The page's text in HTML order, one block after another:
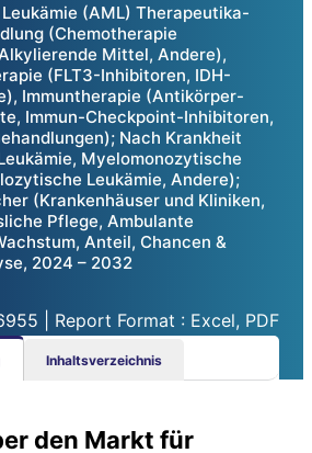
(AML) Therapeutika-
(Chemotherapie
Mittel, Andere),
(FLT3-Inhibitoren, IDH-
Immuntherapie (Antikörper-
Immun-Checkpoint-Inhibitoren,
Nach Krankheit
Myelomonozytische
Leukämie, Andere);
(Krankenhäuser und Kliniken,
Pflege, Ambulante
Anteil, Chancen &
2024 – 2032
| Report Format : Excel, PDF
Inhaltsverzeichnis
den Markt für